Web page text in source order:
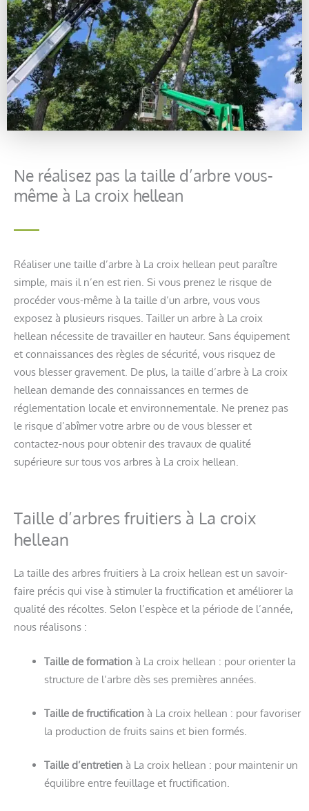
Ne réalisez pas la taille d’arbre vous-
même à La croix hellean
Réaliser une taille d’arbre à La croix hellean peut paraître
simple, mais il n’en est rien. Si vous prenez le risque de
procéder vous-même à la taille d’un arbre, vous vous
exposez à plusieurs risques. Tailler un arbre à La croix
hellean nécessite de travailler en hauteur. Sans équipement
et connaissances des règles de sécurité, vous risquez de
vous blesser gravement. De plus, la taille d’arbre à La croix
hellean demande des connaissances en termes de
réglementation locale et environnementale. Ne prenez pas
le risque d’abîmer votre arbre ou de vous blesser et
contactez-nous pour obtenir des travaux de qualité
supérieure sur tous vos arbres à La croix hellean.
Taille d’arbres fruitiers à La croix
hellean
La taille des arbres fruitiers à La croix hellean est un savoir-
faire précis qui vise à stimuler la fructification et améliorer la
qualité des récoltes. Selon l’espèce et la période de l’année,
nous réalisons :
Taille de formationà La croix hellean : pour orienter la
structure de l’arbre dès ses premières années.
Taille de fructificationà La croix hellean : pour favoriser
la production de fruits sains et bien formés.
Taille d’entretienà La croix hellean : pour maintenir un
équilibre entre feuillage et fructification.